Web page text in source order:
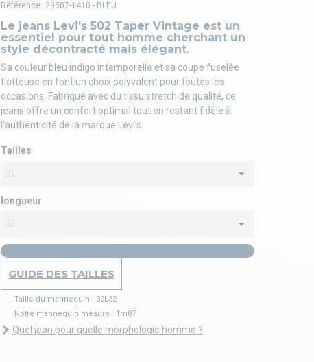
Le jeans Levi's 502 Taper Vintage est un
essentiel pour tout homme cherchant un
style décontracté mais élégant.
Sa couleur bleu indigo intemporelle et sa coupe fuselée
flatteuse en font un choix polyvalent pour toutes les
occasions. Fabriqué avec du tissu stretch de qualité, ce
jeans offre un confort optimal tout en restant fidèle à
l'authenticité de la marque Levi's.
Tailles
longueur
GUIDE DES TAILLES
Taille du mannequin : 32L32
Notre mannequin mesure : 1m87
Quel jean pour quelle morphologie homme ?
Référence: 29507-1410 - BLEU